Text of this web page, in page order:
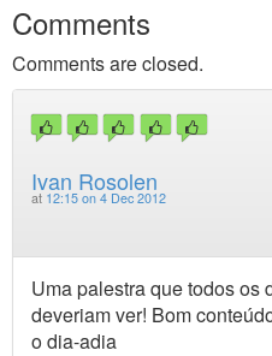
Comments
Comments are closed.
Ivan Rosolen
at 12:15 on 4 Dec 2012
Uma palestra que todos os
deveriam ver! Bom
o dia-adia